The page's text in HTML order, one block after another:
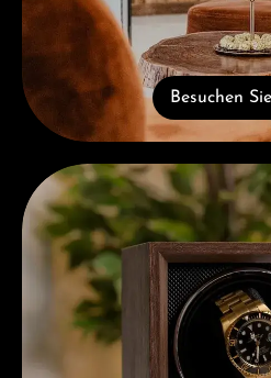
Besuchen
Kostenloses Geschenk ab einem